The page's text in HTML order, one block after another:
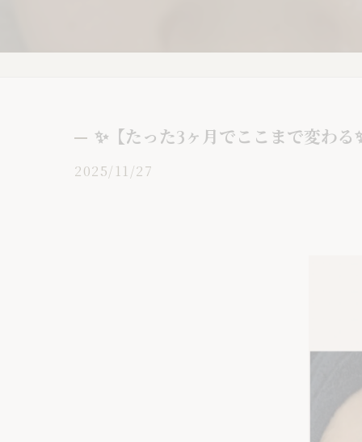
✨【たった3ヶ月でここまで変わる
2025/11/27